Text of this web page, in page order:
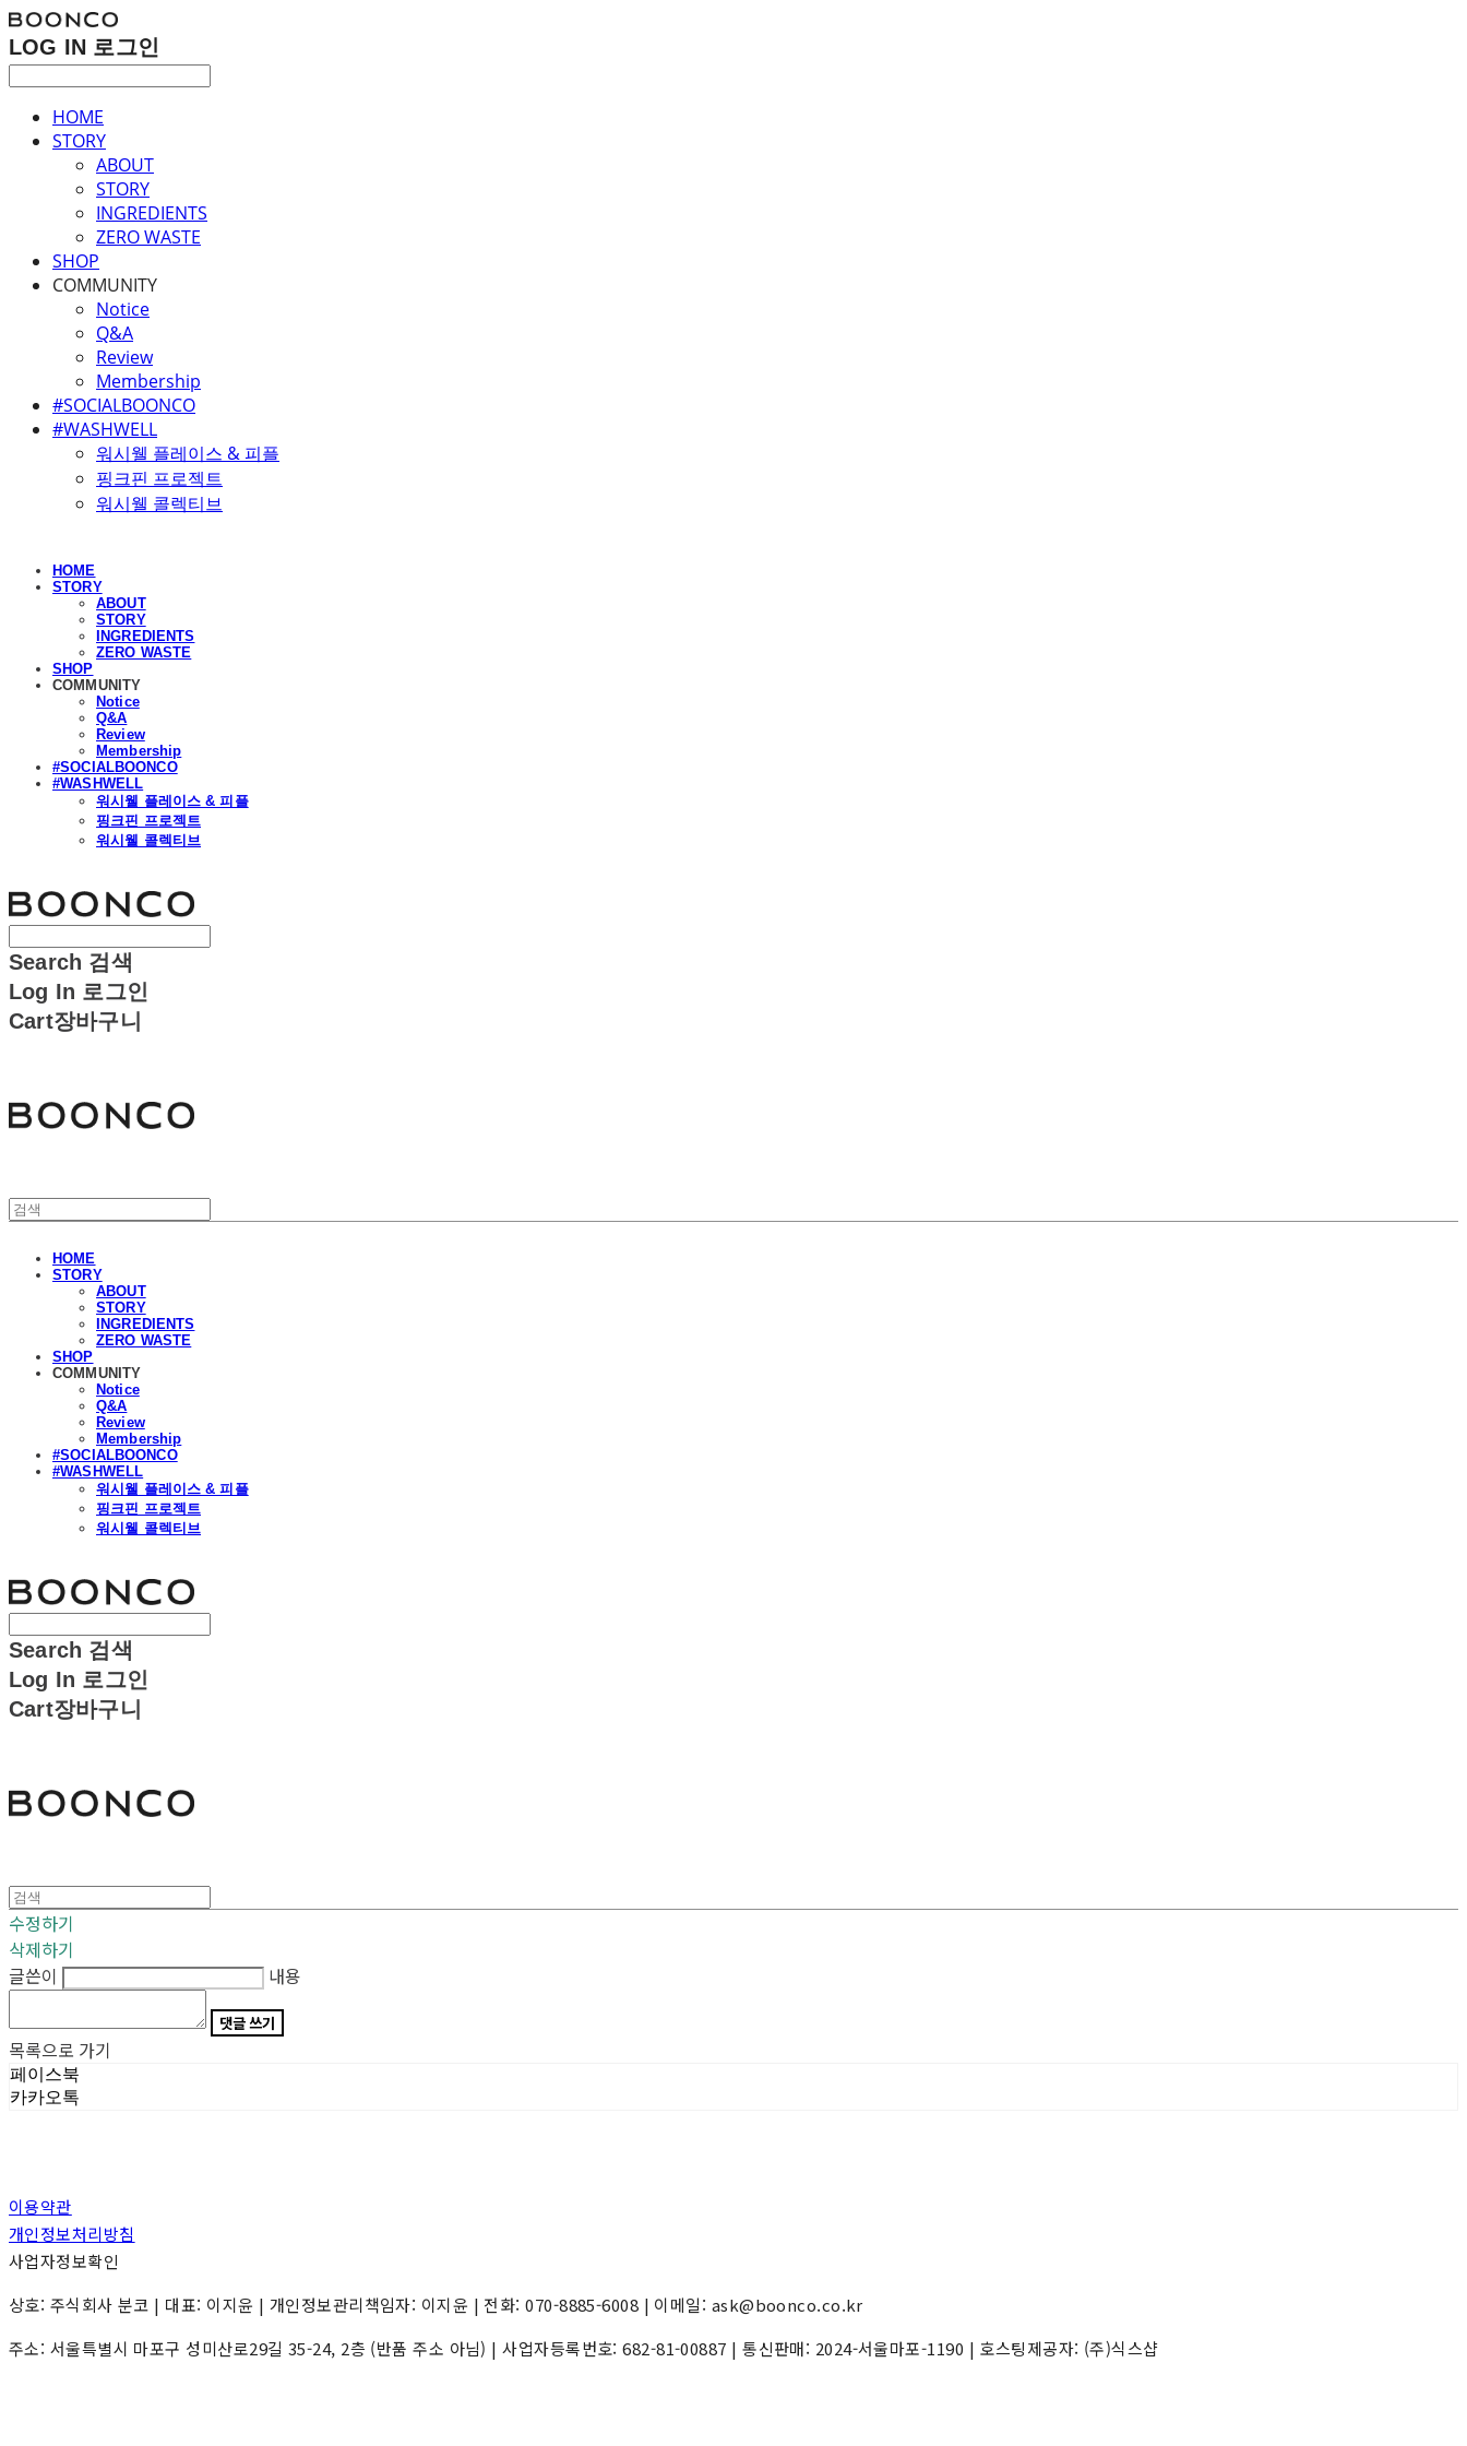
LOG IN 로그인
HOME
STORY
ABOUT
STORY
INGREDIENTS
ZERO WASTE
SHOP
COMMUNITY
Notice
Q&A
Review
Membership
#SOCIALBOONCO
#WASHWELL
워시웰 플레이스 & 피플
핑크핀 프로젝트
워시웰 콜렉티브
HOME
STORY
ABOUT
STORY
INGREDIENTS
ZERO WASTE
SHOP
COMMUNITY
Notice
Q&A
Review
Membership
#SOCIALBOONCO
#WASHWELL
워시웰 플레이스 & 피플
핑크핀 프로젝트
워시웰 콜렉티브
Search 검색
Log In 로그인
Cart장바구니
HOME
STORY
ABOUT
STORY
INGREDIENTS
ZERO WASTE
SHOP
COMMUNITY
Notice
Q&A
Review
Membership
#SOCIALBOONCO
#WASHWELL
워시웰 플레이스 & 피플
핑크핀 프로젝트
워시웰 콜렉티브
Search 검색
Log In 로그인
Cart장바구니
수정하기
삭제하기
글쓴이
내용
댓글 쓰기
목록으로 가기
페이스북
카카오톡
이용약관
개인정보처리방침
사업자정보확인
상호: 주식회사 분코 | 대표: 이지윤 | 개인정보관리책임자: 이지윤 | 전화: 070-8885-6008 | 이메일: ask@boonco.co.kr
주소: 서울특별시 마포구 성미산로29길 35-24, 2층 (반품 주소 아님) | 사업자등록번호:682-81-00887 | 통신판매: 2024-서울마포-1190 | 호스팅제공자: (주)식스샵